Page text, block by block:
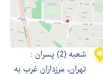
شعبه (2) پسران :
تهران، مرزداران غرب به